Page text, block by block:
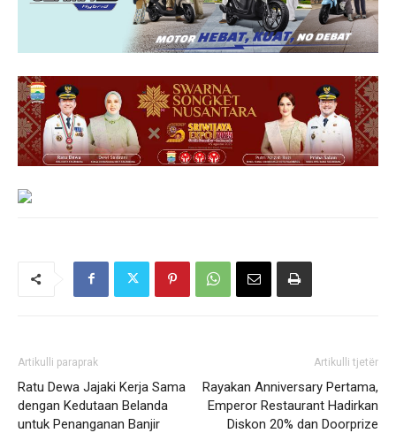
Artikulli paraprak
Ratu Dewa Jajaki Kerja Sama
dengan Kedutaan Belanda
untuk Penanganan Banjir
Artikulli tjetër
Rayakan Anniversary Pertama,
Emperor Restaurant Hadirkan
Diskon 20% dan Doorprize